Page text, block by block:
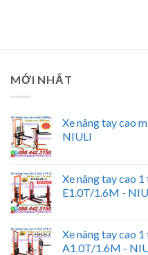
MỚI NHẤT
Xe nâng tay cao
NIULI
Xe nâng tay cao
E1.0T/1.6M -
Xe nâng tay cao
A1.0T/1.6M -